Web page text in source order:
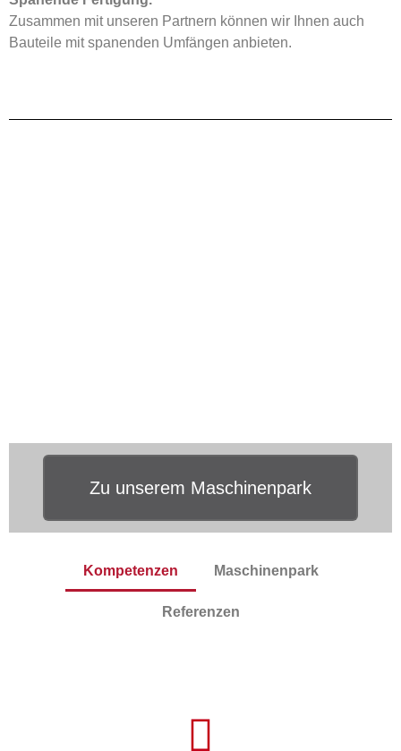
Zusammen mit unseren Partnern können wir Ihnen auch
Bauteile mit spanenden Umfängen anbieten.
Zu unserem Maschinenpark
Kompetenzen Maschinenpark
Referenzen